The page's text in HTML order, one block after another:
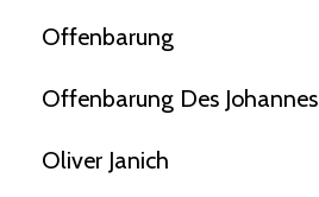
Offenbarung
Offenbarung Des Johannes
Oliver Janich